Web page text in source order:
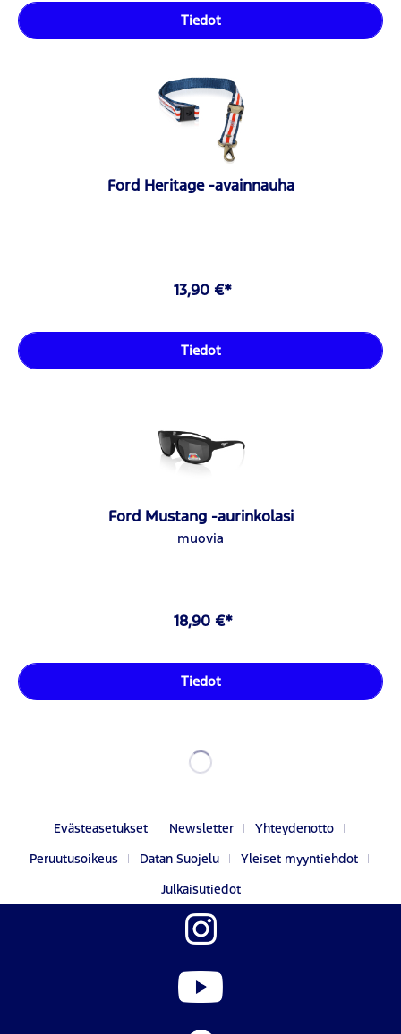
Tiedot
Ford Heritage -avainnauha
13,90 €*
Tiedot
Ford Mustang -aurinkolasi
muovia
18,90 €*
Tiedot
Evästeasetukset Newsletter
Yhteydenotto
Peruutusoikeus
Datan Suojelu
Yleiset myyntiehdot
Julkaisutiedot